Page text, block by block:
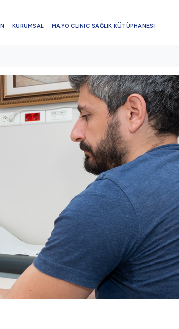
KURUMSAL MAYO CLINIC SAĞLIK KÜTÜPHANESİ